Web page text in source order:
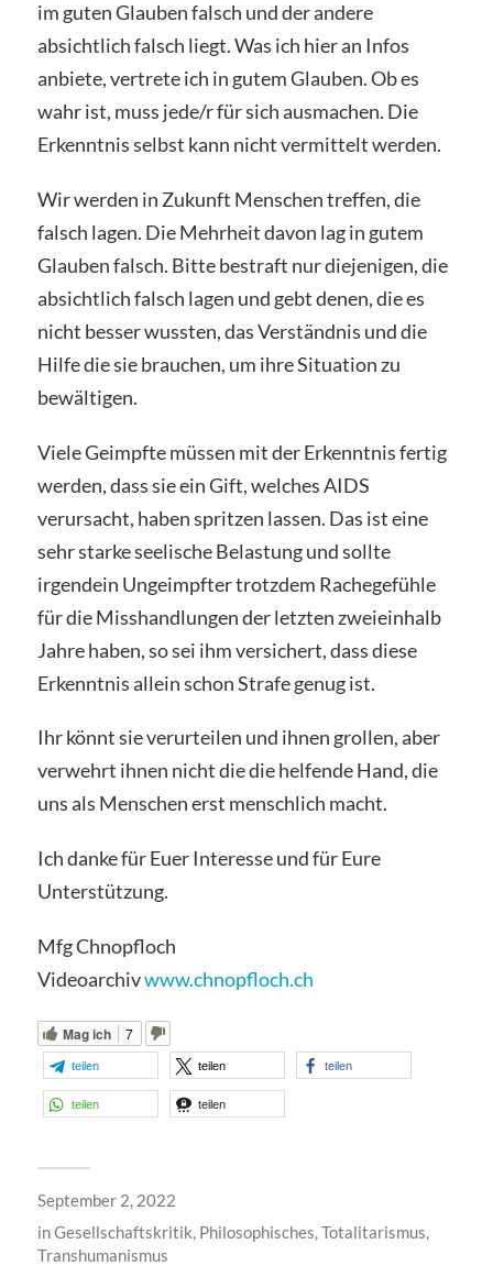
im guten Glauben falsch und der andere
absichtlich falsch liegt. Was ich hier an Infos
anbiete, vertrete ich in gutem Glauben. Ob es
wahr ist, muss jede/r für sich ausmachen. Die
Erkenntnis selbst kann nicht vermittelt werden.
Wir werden in Zukunft Menschen treffen, die
falsch lagen. Die Mehrheit davon lag in gutem
Glauben falsch. Bitte bestraft nur diejenigen, die
absichtlich falsch lagen und gebt denen, die es
nicht besser wussten, das Verständnis und die
Hilfe die sie brauchen, um ihre Situation zu
bewältigen.
Viele Geimpfte müssen mit der Erkenntnis fertig
werden, dass sie ein Gift, welches AIDS
verursacht, haben spritzen lassen. Das ist eine
sehr starke seelische Belastung und sollte
irgendein Ungeimpfter trotzdem Rachegefühle
für die Misshandlungen der letzten zweieinhalb
Jahre haben, so sei ihm versichert, dass diese
Erkenntnis allein schon Strafe genug ist.
Ihr könnt sie verurteilen und ihnen grollen, aber
verwehrt ihnen nicht die die helfende Hand, die
uns als Menschen erst menschlich macht.
Ich danke für Euer Interesse und für Eure
Unterstützung.
Mfg Chnopfloch
Videoarchivwww.chnopfloch.ch
Mag ich 7
teilen teilen teilen
teilen teilen
September 2, 2022
inGesellschaftskritik, Philosophisches,Totalitarismus,
Transhumanismus